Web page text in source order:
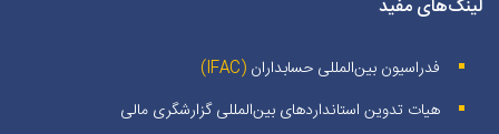
لینک‌های مفید
فدراسیون بین‌المللی حسابداران (IFAC)
هیات تدوین استانداردهای بین‌المللی گزارشگری مالی